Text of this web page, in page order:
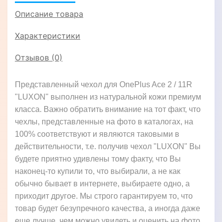
Описание товара
Характеристики
Отзывов (0)
Представленный чехол для OnePlus Ace 2 / 11R
"LUXON" выполнен из натуральной кожи премиум
класса. Важно обратить внимание на тот факт, что
чехлы, представленные на фото в каталогах, на
100% соответствуют и являются таковыми в
действительности, т.е. получив чехол "LUXON" Вы
будете приятно удивлены тому факту, что Вы
наконец-то купили то, что выбирали, а не как
обычно бывает в интернете, выбираете одно, а
приходит другое. Мы строго гарантируем то, что
товар будет безупречного качества, а иногда даже